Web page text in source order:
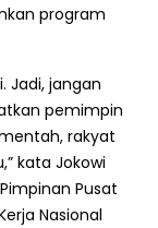
program
Jadi, jangan
pemimpin
rakyat
kata Jokowi
Pusat
Nasional